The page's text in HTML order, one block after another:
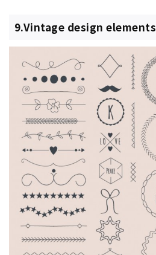
9.Vintage design elements